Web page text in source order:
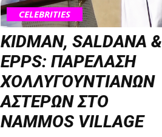
CELEBRITIES
KIDMAN, SALDANA &
EPPS: ΠΑΡΕΛΑΣΗ
ΧΟΛΛΥΓΟΥΝΤΙΑΝΩΝ
ΑΣΤΕΡΩΝ ΣΤΟ
NAMMOS VILLAGE